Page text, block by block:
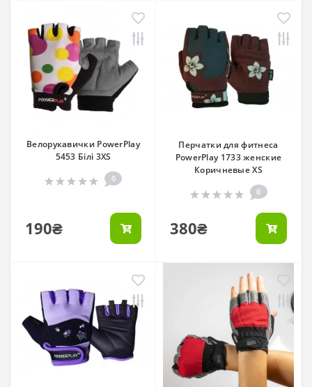
Велорукавички PowerPlay
5453 Білі 3XS
0
190₴
Перчатки для фитнеса
PowerPlay 1733 женские
Коричневые XS
0
380₴